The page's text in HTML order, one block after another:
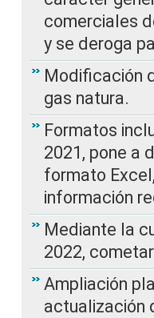
comerciales
y se deroga
Modificación
gas natura.
Formatos
2021, pone a
formato
información
Mediante la
2022,
Ampliación
actualización